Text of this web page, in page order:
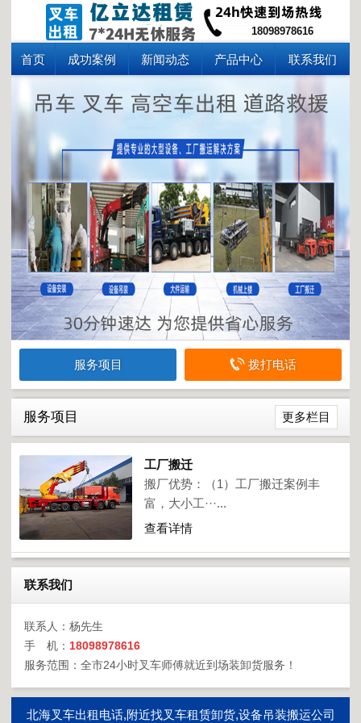
18098978616
首页 成功案例 新闻动态 产品中心 联系我们
服务项目 拨打电话
更多栏目
服务项目
工厂搬迁
搬厂优势：（1）工厂搬迁案例丰
富，大小工···...
查看详情
联系我们
联系人：杨先生
手 机： 18098978616
服务范围：全市24小时叉车师傅就近到场装卸货服务！
北海叉车出租电话,附近找叉车租赁卸货,设备吊装搬运公司